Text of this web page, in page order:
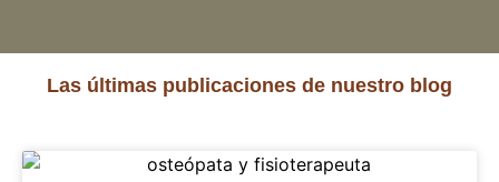
Las últimas publicaciones de nuestro blog